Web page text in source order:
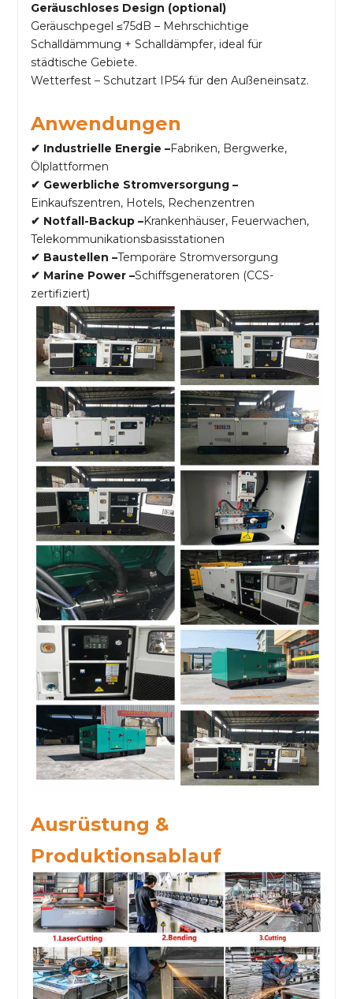
Geräuschloses Design (optional)
Geräuschpegel ≤75dB – Mehrschichtige
Schalldämmung + Schalldämpfer, ideal für
städtische Gebiete.
Wetterfest – Schutzart IP54 für den Außeneinsatz.
Anwendungen
✔ Industrielle Energie –Fabriken, Bergwerke,
Ölplattformen
✔ Gewerbliche Stromversorgung –
Einkaufszentren, Hotels, Rechenzentren
✔ Notfall-Backup –Krankenhäuser, Feuerwachen,
Telekommunikationsbasisstationen
✔ Baustellen –Temporäre Stromversorgung
✔ Marine Power –Schiffsgeneratoren (CCS-
zertifiziert)
Ausrüstung &
Produktionsablauf